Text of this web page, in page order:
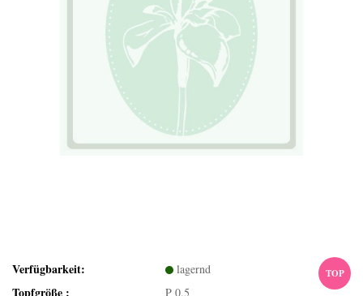
TOP
Verfügbarkeit: lagernd
Topfgröße : P 0,5